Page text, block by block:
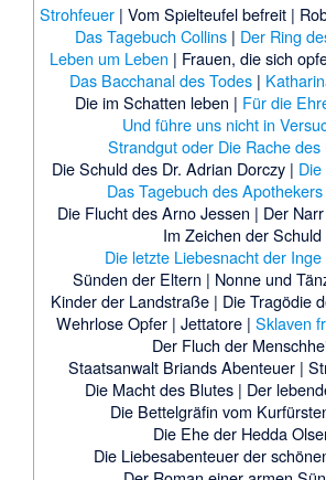
Strohfeuer| Vom Spielteufel befreit |
Das Tagebuch Collins | Der Ring
Leben um Leben | Frauen, die sich
Das Bacchanal des Todes|
Die im Schatten leben | Für die
Und führe uns nicht in
Strandgut oder Die Rache des
Die Schuld des Dr. Adrian Dorczy |
Das Tagebuch des
Die Flucht des Arno Jessen | Der
Im Zeichen der Schuld
Die letzte Liebesnacht der Inge
Sünden der Eltern | Nonne und
Kinder der Landstraße | Die Tragödie
Wehrlose Opfer | Jettatore | Sklaven
Der Fluch der
Staatsanwalt Briands Abenteuer |
Die Macht des Blutes | Der
Die Bettelgräfin vom
Die Ehe der Hedda
Die Liebesabenteuer der